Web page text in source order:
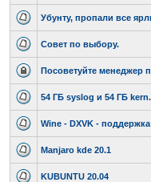
Убунту, пропали все
Совет по выбору.
Посоветуйте менеджер
54 ГБ syslog и 54 ГБ
Wine - DXVK -
Manjaro kde 20.1
KUBUNTU 20.04